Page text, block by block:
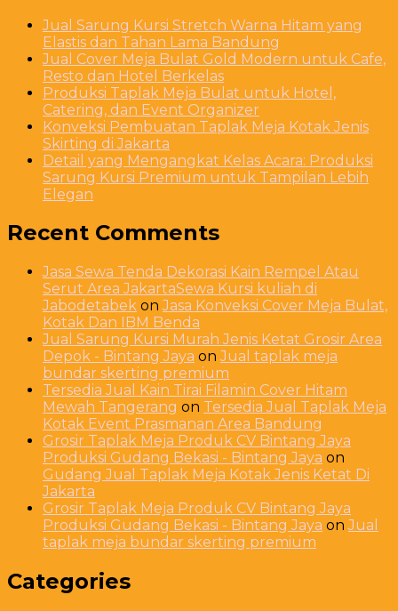
Jual Sarung Kursi Stretch Warna Hitam yang
Elastis dan Tahan Lama Bandung
Jual Cover Meja Bulat Gold Modern untuk Cafe,
Resto dan Hotel Berkelas
Produksi Taplak Meja Bulat untuk Hotel,
Catering, dan Event Organizer
Konveksi Pembuatan Taplak Meja Kotak Jenis
Skirting di Jakarta
Detail yang Mengangkat Kelas Acara: Produksi
Sarung Kursi Premium untuk Tampilan Lebih
Elegan
Recent Comments
Jasa Sewa Tenda Dekorasi Kain Rempel Atau
Serut Area JakartaSewa Kursi kuliah di
Jabodetabek onJasa Konveksi Cover Meja Bulat,
Kotak Dan IBM Benda
Jual Sarung Kursi Murah Jenis Ketat Grosir Area
Depok - Bintang Jaya onJual taplak meja
bundar skerting premium
Tersedia Jual Kain Tirai Filamin Cover Hitam
Mewah Tangerang on Tersedia Jual Taplak Meja
Kotak Event Prasmanan Area Bandung
Grosir Taplak Meja Produk CV Bintang Jaya
Produksi Gudang Bekasi - Bintang Jaya on
Gudang Jual Taplak Meja Kotak Jenis Ketat Di
Jakarta
Grosir Taplak Meja Produk CV Bintang Jaya
Produksi Gudang Bekasi - Bintang Jaya onJual
taplak meja bundar skerting premium
Categories